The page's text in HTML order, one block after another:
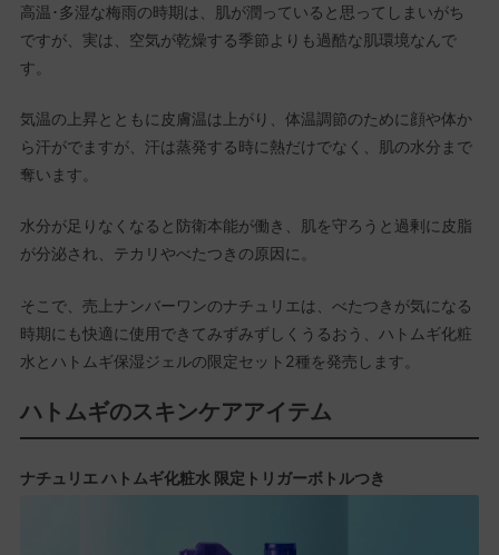
高温･多湿な梅雨の時期は、肌が潤っていると思ってしまいがち
ですが、実は、空気が乾燥する季節よりも過酷な肌環境なんで
す。
気温の上昇とともに皮膚温は上がり、体温調節のために顔や体か
ら汗がでますが、汗は蒸発する時に熱だけでなく、肌の水分まで
奪います。
水分が足りなくなると防衛本能が働き、肌を守ろうと過剰に皮脂
が分泌され、テカリやべたつきの原因に。
そこで、売上ナンバーワンのナチュリエは、べたつきが気になる
時期にも快適に使用できてみずみずしくうるおう、ハトムギ化粧
水とハトムギ保湿ジェルの限定セット2種を発売します。
ハトムギのスキンケアアイテム
ナチュリエ ハトムギ化粧水 限定トリガーボトルつき